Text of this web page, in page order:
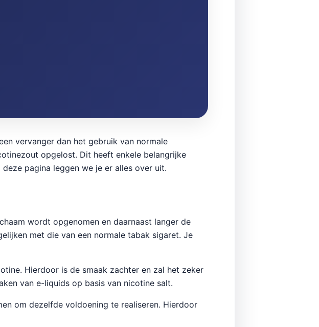
vervanger dan het gebruik van normale
opgelost. Dit heeft enkele belangrijke
pagina leggen we je er alles over uit.
wordt opgenomen en daarnaast langer de
met die van een normale tabak sigaret. Je
Hierdoor is de smaak zachter en zal het zeker
van e-liquids op basis van nicotine salt.
om dezelfde voldoening te realiseren. Hierdoor